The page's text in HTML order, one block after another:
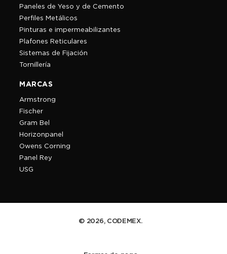
Paneles de Yeso y de Cemento
Perfiles Metálicos
Pinturas e impermeabilizantes
Plafones Reticulares
Sistemas de Fijación
Tornillería
MARCAS
Armstrong
Fischer
Gram Bel
Horizonpanel
Owens Corning
Panel Rey
USG
© 2026, CODEMEX.